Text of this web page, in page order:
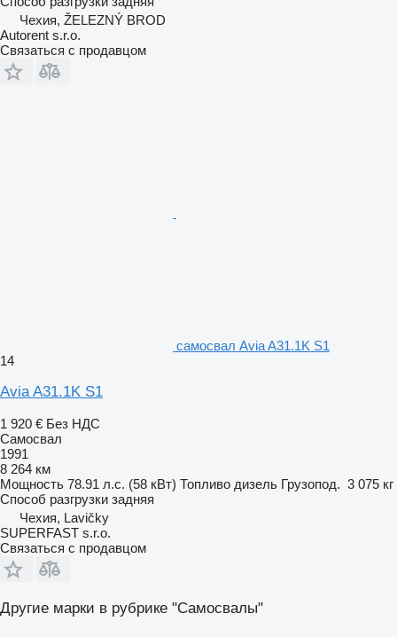
Чехия, ŽELEZNÝ BROD
Autorent s.r.o.
Связаться с продавцом
самосвал Avia A31.1K S1
14
Avia A31.1K S1
1 920 € Без НДС
Самосвал
1991
8 264 км
Мощность 78.91 л.с. (58 кВт) Топливо дизель Грузопод. 3 075 кг
Способ разгрузки задняя
Чехия, Lavičky
SUPERFAST s.r.o.
Связаться с продавцом
Другие марки в рубрике "Самосвалы"